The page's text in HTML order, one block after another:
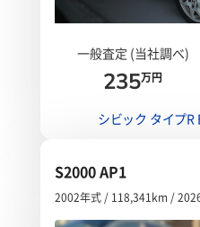
一般査定 (当社調べ)
235万円
シビック タイプR
S2000 AP1
2002年式 / 118,341km /